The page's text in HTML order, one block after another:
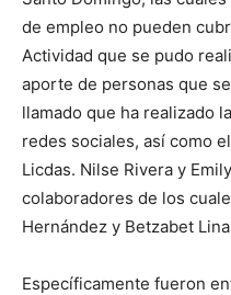
de empleo no pueden
Actividad que se pudo
aporte de personas que
llamado que ha realizado
redes sociales, así como
Licdas. Nilse Rivera y
colaboradores de los
Hernández y Betzabet
Específicamente fueron